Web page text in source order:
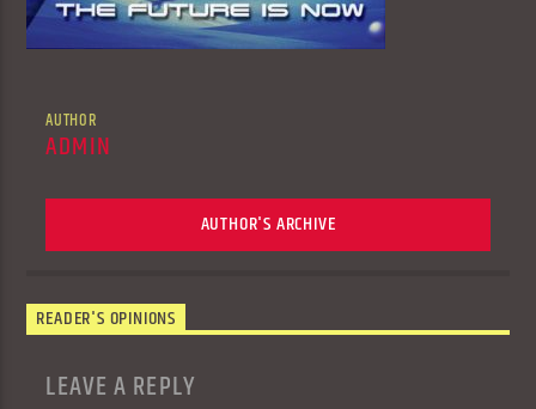
AUTHOR
ADMIN
AUTHOR'S ARCHIVE
READER'S OPINIONS
LEAVE A REPLY